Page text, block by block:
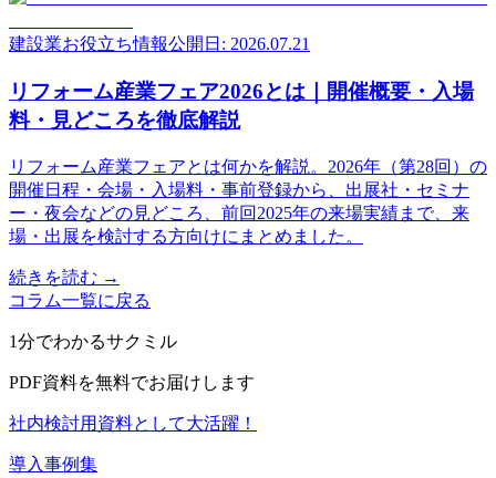
建設業お役立ち情報公開日: 2026.07.21
リフォーム産業フェア2026とは｜開催概要・入場
料・見どころを徹底解説
リフォーム産業フェアとは何かを解説。2026年（第28回）の
開催日程・会場・入場料・事前登録から、出展社・セミナ
ー・夜会などの見どころ、前回2025年の来場実績まで、来
場・出展を検討する方向けにまとめました。
続きを読む →
コラム一覧に戻る
1分でわかるサクミル
PDF資料を無料でお届けします
社内検討用資料として大活躍！
導入事例集